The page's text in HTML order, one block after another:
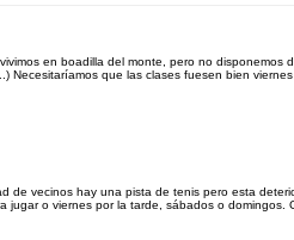
en boadilla del monte, pero no disponemos
que las clases fuesen bien viernes
de vecinos hay una pista de tenis pero esta
o viernes por la tarde, sábados o domingos.